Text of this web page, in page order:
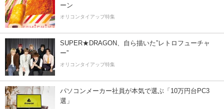
ーン
オリコンタイアップ特集
SUPER★DRAGON、自ら描いた”レトロフューチャ
ー”
オリコンタイアップ特集
パソコンメーカー社員が本気で選ぶ「10万円台PC3
選」